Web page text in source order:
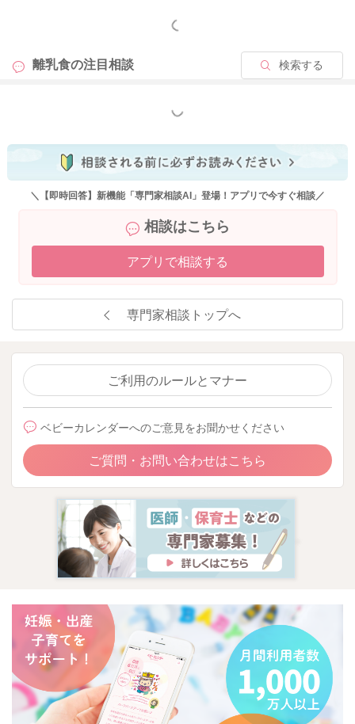
もっと見る
離乳食の注目相談 検索する
もっと見る
＼【即時回答】新機能「専門家相談AI」登場！アプリで今すぐ相談／
相談はこちら
アプリで相談する
専門家相談トップへ
ご利用のルールとマナー
ベビーカレンダーへのご意見をお聞かせください
ご質問・お問い合わせはこちら